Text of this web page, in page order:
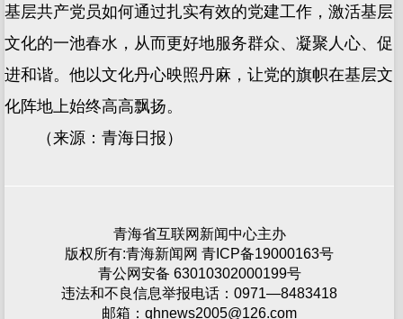
基层共产党员如何通过扎实有效的党建工作，激活基层
文化的一池春水，从而更好地服务群众、凝聚人心、促
进和谐。他以文化丹心映照丹麻，让党的旗帜在基层文
化阵地上始终高高飘扬。
（来源：青海日报）
青海省互联网新闻中心主办
版权所有:青海新闻网 青ICP备19000163号
青公网安备 63010302000199号
违法和不良信息举报电话：0971—8483418
邮箱：qhnews2005@126.com